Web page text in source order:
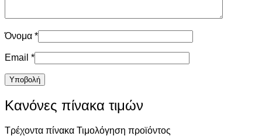
Όνομα *
Email *
Κανόνες πίνακα τιμών
Τρέχοντα πίνακα Τιμολόγηση προϊόντος